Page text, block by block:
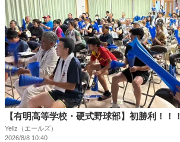
【有明高等学校・硬式野球部】初勝利！！！
Yellz（エールズ）
2026/8/8 10:40